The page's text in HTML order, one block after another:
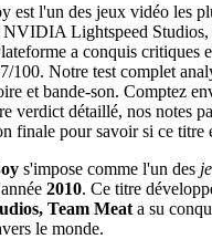
est l'un des jeux vidéo les
Lightspeed Studios,
a conquis critiques
100. Notre test complet
et bande-son. Comptez
verdict détaillé, nos notes
finale pour savoir si ce titre
s'impose comme l'un des
2010. Ce titre
Team Meat a su
le monde.